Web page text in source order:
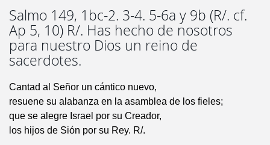
Salmo 149, 1bc-2. 3-4. 5-6a y 9b (R/. cf.
Ap 5, 10) R/. Has hecho de nosotros
para nuestro Dios un reino de
sacerdotes.
Cantad al Señor un cántico nuevo,
resuene su alabanza en la asamblea de los fieles;
que se alegre Israel por su Creador,
los hijos de Sión por su Rey. R/.